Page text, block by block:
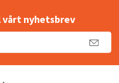
vårt nyhetsbrev